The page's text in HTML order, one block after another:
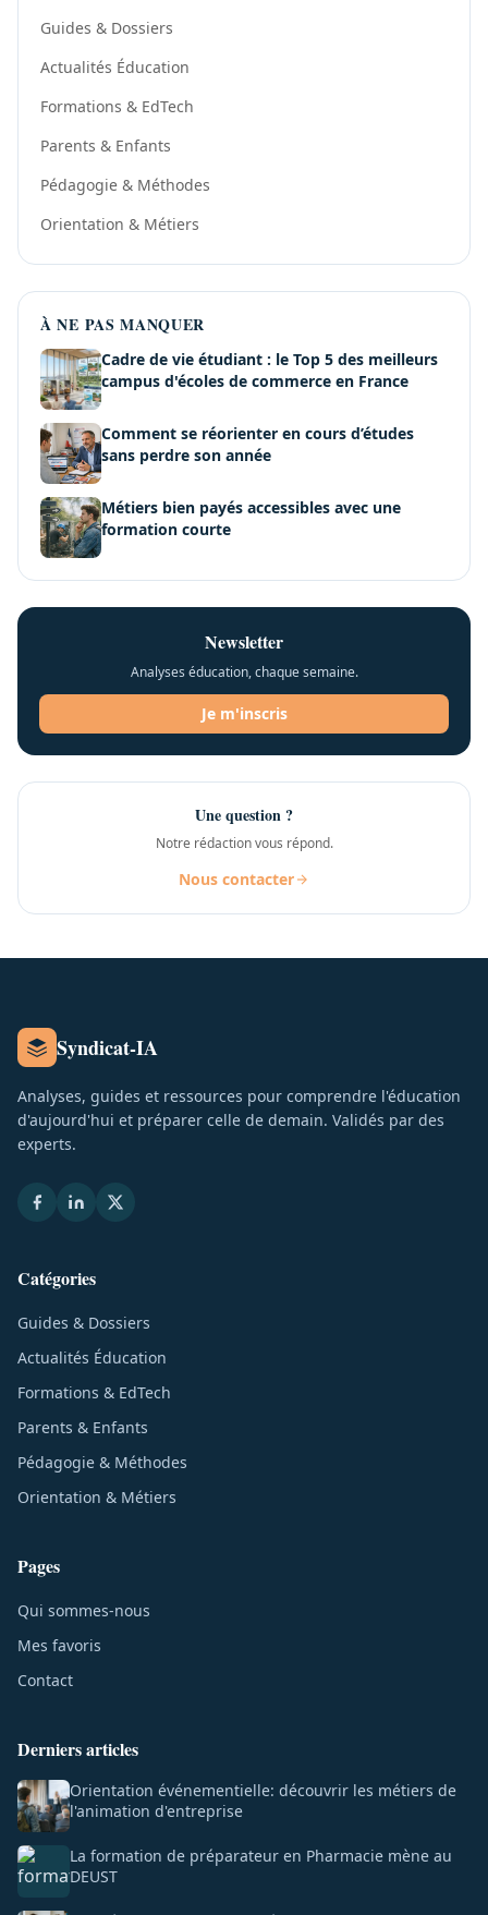
Guides & Dossiers
Actualités Éducation
Formations & EdTech
Parents & Enfants
Pédagogie & Méthodes
Orientation & Métiers
À NE PAS MANQUER
Cadre de vie étudiant : le Top 5 des meilleurs
campus d'écoles de commerce en France
Comment se réorienter en cours d’études
sans perdre son année
Métiers bien payés accessibles avec une
formation courte
Newsletter
Analyses éducation, chaque semaine.
Je m'inscris
Une question ?
Notre rédaction vous répond.
Nous contacter
Syndicat-IA
Analyses, guides et ressources pour comprendre l'éducation
d'aujourd'hui et préparer celle de demain. Validés par des
experts.
Catégories
Guides & Dossiers
Actualités Éducation
Formations & EdTech
Parents & Enfants
Pédagogie & Méthodes
Orientation & Métiers
Pages
Qui sommes-nous
Mes favoris
Contact
Derniers articles
Orientation événementielle: découvrir les métiers de
l'animation d'entreprise
La formation de préparateur en Pharmacie mène au
DEUST